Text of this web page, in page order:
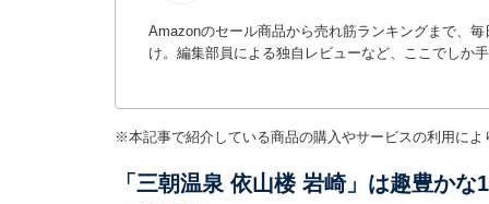
Amazonのセール商品から売れ筋ランキングまで、
け。編集部員による独自レビューなど、ここでしか
※本記事で紹介している商品の購入やサービスの利用に
「三朝温泉 依山楼 岩崎」は趣豊か